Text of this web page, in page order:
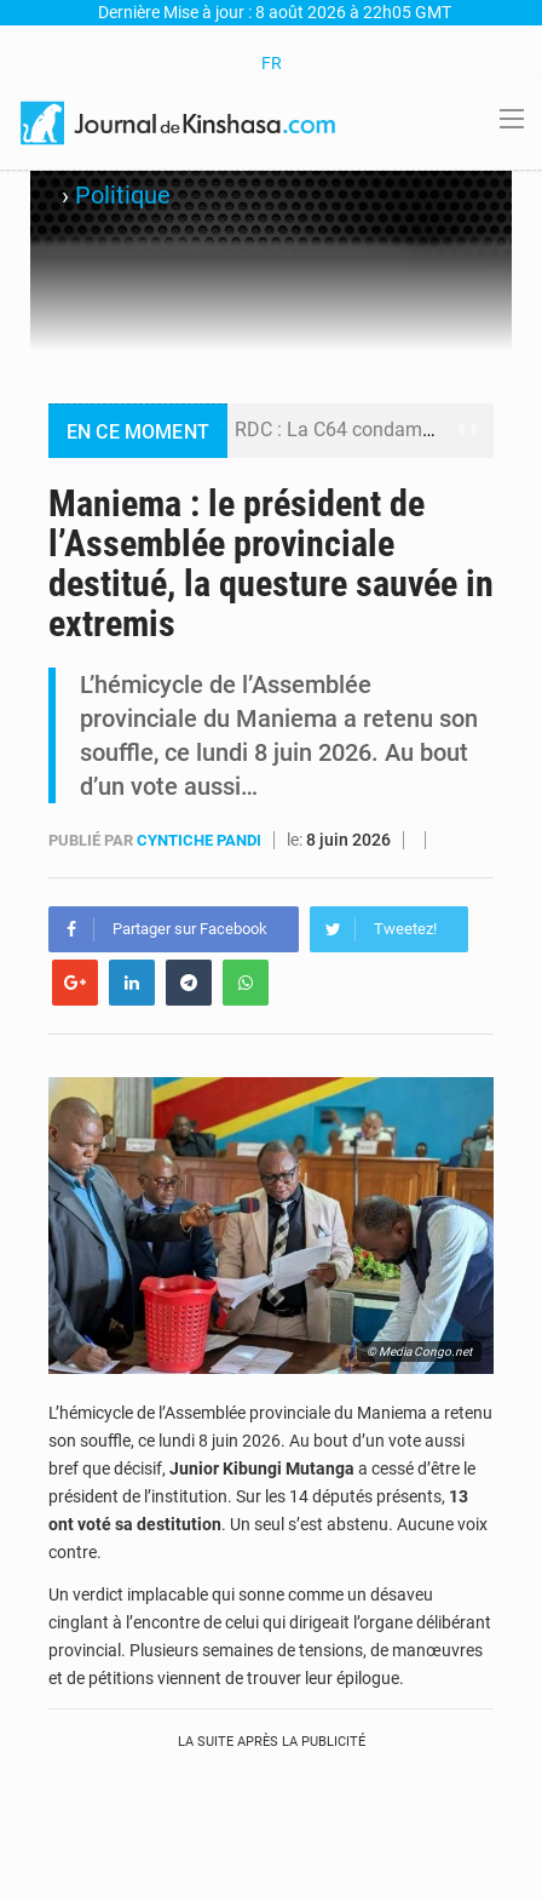
Dernière Mise à jour : 8 août 2026 à 22h05 GMT
FR
›Politique
EN CE MOMENT RDC : La C64 condamne les attaques contre l’opposition et maintient la date butoir du 15 août pour la suite des manifestations
RDC : Kinshasa annonce des analyses croisées après des allégations sur des traces d’uranium dans le cobalt exporté
Maniema : le président de
l’Assemblée provinciale
destitué, la questure sauvée in
extremis
L’hémicycle de l’Assemblée
provinciale du Maniema a retenu son
souffle, ce lundi 8 juin 2026. Au bout
d’un vote aussi…
PUBLIÉ PAR CYNTICHE PANDI le:8 juin 2026
Partager sur Facebook Tweetez!
© Media Congo.net
L’hémicycle de l’Assemblée provinciale du Maniema a retenu
son souffle, ce lundi 8 juin 2026. Au bout d’un vote aussi
bref que décisif, Junior Kibungi Mutanga a cessé d’être le
président de l’institution. Sur les 14 députés présents, 13
ont voté sa destitution. Un seul s’est abstenu. Aucune voix
contre.
Un verdict implacable qui sonne comme un désaveu
cinglant à l’encontre de celui qui dirigeait l’organe délibérant
provincial. Plusieurs semaines de tensions, de manœuvres
et de pétitions viennent de trouver leur épilogue.
LA SUITE APRÈS LA PUBLICITÉ